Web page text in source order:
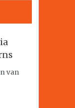
van